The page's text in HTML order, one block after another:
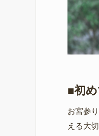
■初
お宮参
える大